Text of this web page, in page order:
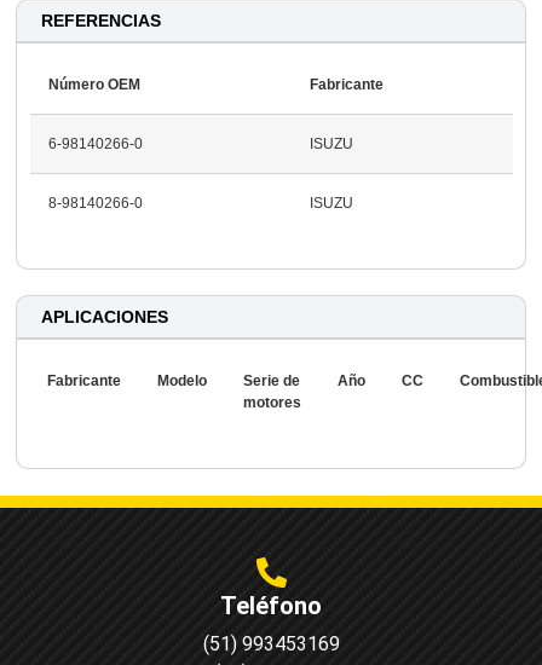
REFERENCIAS
Número OEM Fabricante
6-98140266-0 ISUZU
8-98140266-0 ISUZU
APLICACIONES
Fabricante Modelo
Serie de
motores
Año CC
Teléfono
(51) 993453169